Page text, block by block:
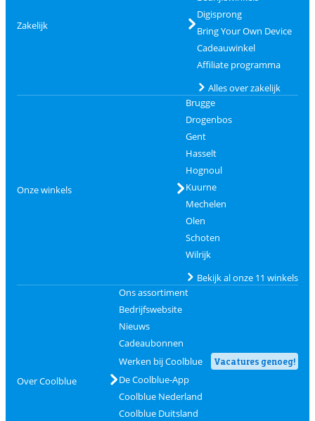
Zakelijk
Digisprong
Bring Your Own Device
Cadeauwinkel
Affiliate programma
Alles over zakelijk
Onze winkels
Brugge
Drogenbos
Gent
Hasselt
Hognoul
Kuurne
Mechelen
Olen
Schoten
Wilrijk
Bekijk al onze 11 winkels
Over Coolblue
Ons assortiment
Bedrijfswebsite
Nieuws
Cadeaubonnen
Werken bij Coolblue
Vacatures genoeg!
De Coolblue-App
Coolblue Nederland
Coolblue Duitsland